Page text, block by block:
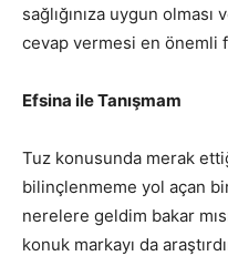
sağlığınıza uygun
cevap vermesi en önemli
Efsina ile Tanışmam
Tuz konusunda merak
bilinçlenmeme yol açan
nerelere geldim bakar
konuk markayı da